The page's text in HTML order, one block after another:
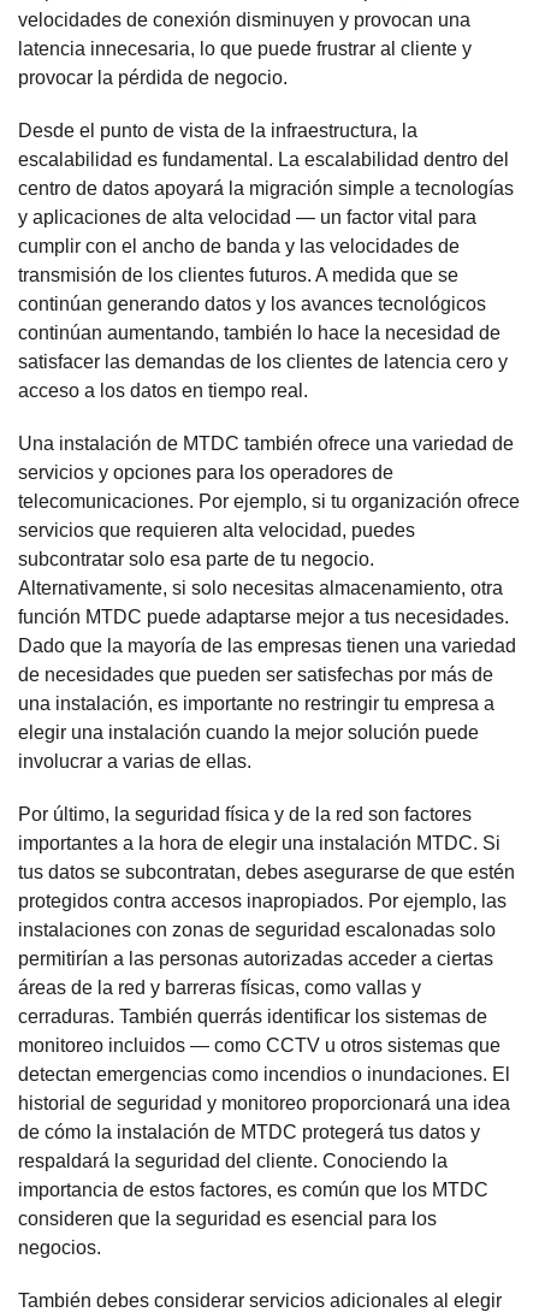
velocidades de conexión disminuyen y provocan una
latencia innecesaria, lo que puede frustrar al cliente y
provocar la pérdida de negocio.
Desde el punto de vista de la infraestructura, la
escalabilidad es fundamental. La escalabilidad dentro del
centro de datos apoyará la migración simple a tecnologías
y aplicaciones de alta velocidad — un factor vital para
cumplir con el ancho de banda y las velocidades de
transmisión de los clientes futuros. A medida que se
continúan generando datos y los avances tecnológicos
continúan aumentando, también lo hace la necesidad de
satisfacer las demandas de los clientes de latencia cero y
acceso a los datos en tiempo real.
Una instalación de MTDC también ofrece una variedad de
servicios y opciones para los operadores de
telecomunicaciones. Por ejemplo, si tu organización ofrece
servicios que requieren alta velocidad, puedes
subcontratar solo esa parte de tu negocio.
Alternativamente, si solo necesitas almacenamiento, otra
función MTDC puede adaptarse mejor a tus necesidades.
Dado que la mayoría de las empresas tienen una variedad
de necesidades que pueden ser satisfechas por más de
una instalación, es importante no restringir tu empresa a
elegir una instalación cuando la mejor solución puede
involucrar a varias de ellas.
Por último, la seguridad física y de la red son factores
importantes a la hora de elegir una instalación MTDC. Si
tus datos se subcontratan, debes asegurarse de que estén
protegidos contra accesos inapropiados. Por ejemplo, las
instalaciones con zonas de seguridad escalonadas solo
permitirían a las personas autorizadas acceder a ciertas
áreas de la red y barreras físicas, como vallas y
cerraduras. También querrás identificar los sistemas de
monitoreo incluidos — como CCTV u otros sistemas que
detectan emergencias como incendios o inundaciones. El
historial de seguridad y monitoreo proporcionará una idea
de cómo la instalación de MTDC protegerá tus datos y
respaldará la seguridad del cliente. Conociendo la
importancia de estos factores, es común que los MTDC
consideren que la seguridad es esencial para los
negocios.
También debes considerar servicios adicionales al elegir